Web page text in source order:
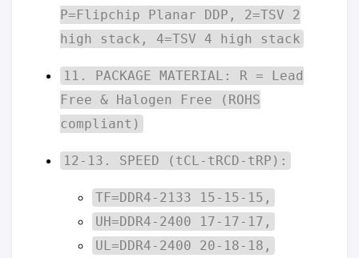
P=Flipchip Planar DDP, 2=TSV 2
high stack, 4=TSV 4 high stack
11. PACKAGE MATERIAL: R = Lead
Free & Halogen Free (ROHS
compliant)
12-13. SPEED (tCL-tRCD-tRP):
TF=DDR4-2133 15-15-15,
UH=DDR4-2400 17-17-17,
UL=DDR4-2400 20-18-18,